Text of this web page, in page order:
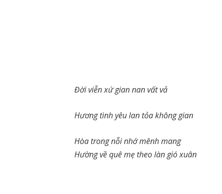
Đời viễn xứ gian nan vất vả
Hương tình yêu lan tỏa không gian
Hòa trong nỗi nhớ mênh mang
Hường về quê mẹ theo làn gió xuân